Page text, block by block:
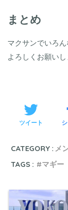
まとめ
マクサンでいろ
よろしくお願いし
ツイート
CATEGORY : メ
TAGS :
マギー